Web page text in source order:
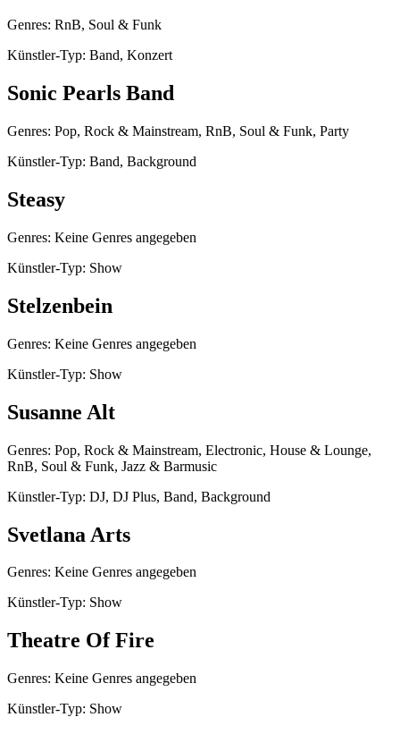
Genres: RnB, Soul & Funk
Künstler-Typ: Band, Konzert
Sonic Pearls Band
Genres: Pop, Rock & Mainstream, RnB, Soul & Funk, Party
Künstler-Typ: Band, Background
Steasy
Genres: Keine Genres angegeben
Künstler-Typ: Show
Stelzenbein
Genres: Keine Genres angegeben
Künstler-Typ: Show
Susanne Alt
Genres: Pop, Rock & Mainstream, Electronic, House & Lounge,
RnB, Soul & Funk, Jazz & Barmusic
Künstler-Typ: DJ, DJ Plus, Band, Background
Svetlana Arts
Genres: Keine Genres angegeben
Künstler-Typ: Show
Theatre Of Fire
Genres: Keine Genres angegeben
Künstler-Typ: Show